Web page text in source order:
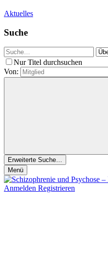
Aktuelles
Suche
Nur Titel durchsuchen
Von:
Erweiterte Suche…
Menü
Anmelden Registrieren